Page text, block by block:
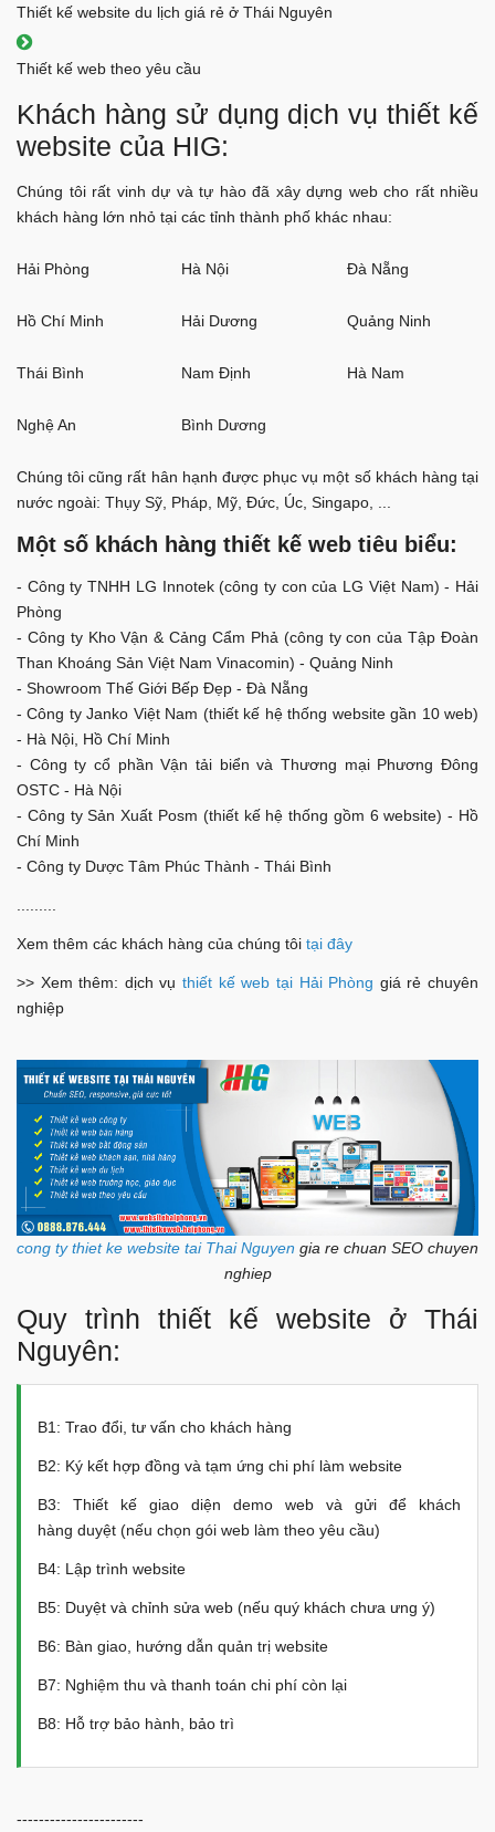
Thiết kế website du lịch giá rẻ ở Thái Nguyên
Thiết kế web theo yêu cầu
Khách hàng sử dụng dịch vụ thiết kế
website của HIG:
Chúng tôi rất vinh dự và tự hào đã xây dựng web cho rất nhiều
khách hàng lớn nhỏ tại các tỉnh thành phố khác nhau:
Hải Phòng Hà Nội Đà Nẵng
Hồ Chí Minh Hải Dương Quảng Ninh
Thái Bình Nam Định Hà Nam
Nghệ An Bình Dương
Chúng tôi cũng rất hân hạnh được phục vụ một số khách hàng tại
nước ngoài: Thụy Sỹ, Pháp, Mỹ, Đức, Úc, Singapo, ...
Một số khách hàng thiết kế web tiêu biểu:
- Công ty TNHH LG Innotek (công ty con của LG Việt Nam) - Hải
Phòng
- Công ty Kho Vận & Cảng Cẩm Phả (công ty con của Tập Đoàn
Than Khoáng Sản Việt Nam Vinacomin) - Quảng Ninh
- Showroom Thế Giới Bếp Đẹp - Đà Nẵng
- Công ty Janko Việt Nam (thiết kế hệ thống website gần 10 web)
- Hà Nội, Hồ Chí Minh
- Công ty cổ phần Vận tải biển và Thương mại Phương Đông
OSTC - Hà Nội
- Công ty Sản Xuất Posm (thiết kế hệ thống gồm 6 website) - Hồ
Chí Minh
- Công ty Dược Tâm Phúc Thành - Thái Bình
Xem thêm các khách hàng của chúng tôi tại đây
>> Xem thêm: dịch vụthiết kế web tại Hải Phòng giá rẻ chuyên
nghiệp
cong ty thiet ke website tai Thai Nguyen gia re chuan SEO chuyen
nghiep
Quy trình thiết kế website ở Thái
Nguyên:
B1: Trao đổi, tư vấn cho khách hàng
B2: Ký kết hợp đồng và tạm ứng chi phí làm website
B3: Thiết kế giao diện demo web và gửi để khách
hàng duyệt (nếu chọn gói web làm theo yêu cầu)
B4: Lập trình website
B5: Duyệt và chỉnh sửa web (nếu quý khách chưa ưng ý)
B6: Bàn giao, hướng dẫn quản trị website
B7: Nghiệm thu và thanh toán chi phí còn lại
B8: Hỗ trợ bảo hành, bảo trì
-----------------------